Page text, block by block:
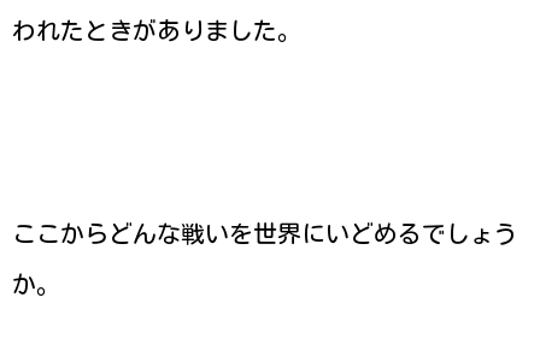
われたときがありました。
ここからどんな戦いを世界にいどめるでしょう
か。